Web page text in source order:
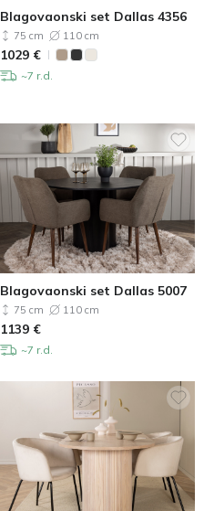
Blagovaonski set Dallas 4356
75 cm 110 cm
1029 €
~7 r.d.
Blagovaonski set Dallas 5007
75 cm 110 cm
1139 €
~7 r.d.